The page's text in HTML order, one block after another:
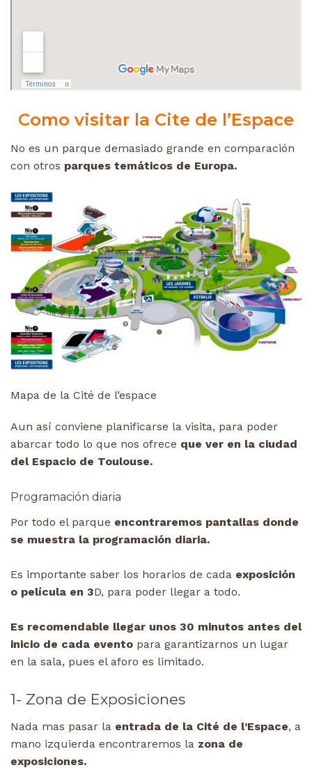
Como visitar la Cite de l’Espace
No es un parque demasiado grande en comparación
con otros parques temáticos de Europa.
Mapa de la Cité de l’espace
Aun así conviene planificarse la visita, para poder
abarcar todo lo que nos ofrece que ver en la ciudad
del Espacio de Toulouse.
Programación diaria
Por todo el parque encontraremos pantallas donde
se muestra la programación diaria.
Es importante saber los horarios de cada exposición
o película en 3D, para poder llegar a todo.
Es recomendable llegar unos 30 minutos antes del
inicio de cada evento para garantizarnos un lugar
en la sala, pues el aforo es limitado.
1- Zona de Exposiciones
Nada mas pasar la entrada de la Cité de l’Espace, a
mano izquierda encontraremos la zona de
exposiciones.